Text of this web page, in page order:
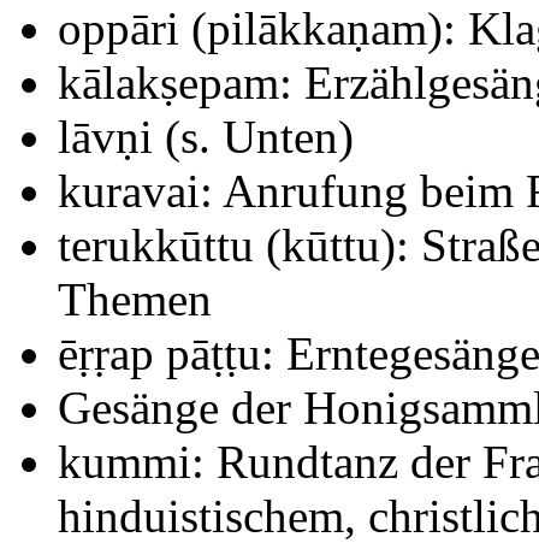
oppāri (pilākkaṇam):
kālakṣepam:
lāvṇi (s. Unten)
kuravai: Anrufung beim
terukkūttu (kūttu):
Themen
ēṛṛap pāṭṭu: Erntegesänge
Gesänge der
kummi: Rundtanz der
hinduistischem,